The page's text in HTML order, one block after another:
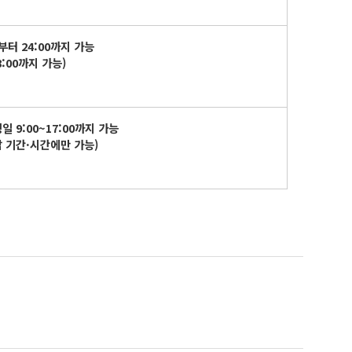
터 24:00까지 가능
까지 가능)
9:00~17:00까지 가능
기간·시간에만 가능)